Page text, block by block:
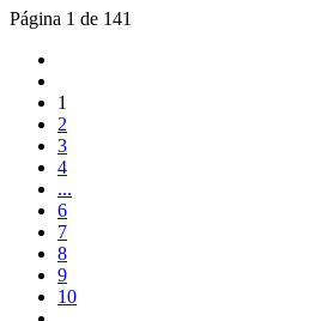
Página 1 de 141
1
2
3
4
...
6
7
8
9
10